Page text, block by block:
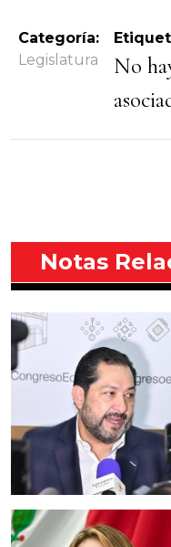
Categoría:
Legislatura
No
Notas